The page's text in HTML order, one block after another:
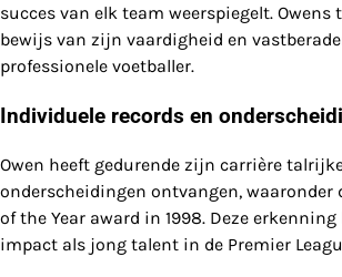
succes van elk team weerspiegelt. Owens
bewijs van zijn vaardigheid en
professionele voetballer.
Individuele records en
Owen heeft gedurende zijn carrière
onderscheidingen ontvangen, waaronder
of the Year award in 1998. Deze
impact als jong talent in de Premier